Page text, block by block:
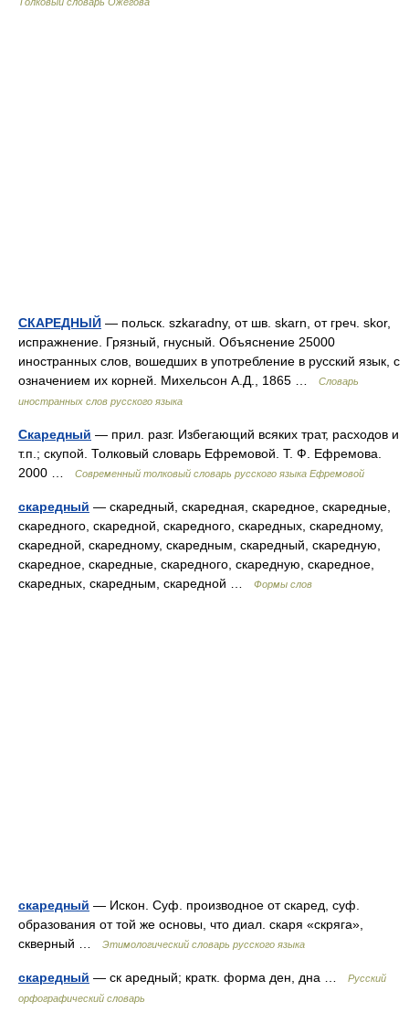
СКАРЕДНЫЙ — польск. szkaradny, от шв. skarn, от греч. skor,
испражнение. Грязный, гнусный. Объяснение 25000
иностранных слов, вошедших в употребление в русский язык, с
означением их корней. Михельсон А.Д., 1865 …
Словарь
иностранных слов русского языка
Скаредный — прил. разг. Избегающий всяких трат, расходов и
т.п.; скупой. Толковый словарь Ефремовой. Т. Ф. Ефремова.
2000 …
Современный толковый словарь русского языка Ефремовой
скаредный — скаредный, скаредная, скаредное, скаредные,
скаредного, скаредной, скаредного, скаредных, скаредному,
скаредной, скаредному, скаредным, скаредный, скаредную,
скаредное, скаредные, скаредного, скаредную, скаредное,
скаредных, скаредным, скаредной …
Формы слов
скаредный — Искон. Суф. производное от скаред, суф.
образования от той же основы, что диал. скаря «скряга»,
скверный …
Этимологический словарь русского языка
скаредный — ск аредный; кратк. форма ден, дна …
Русский
орфографический словарь